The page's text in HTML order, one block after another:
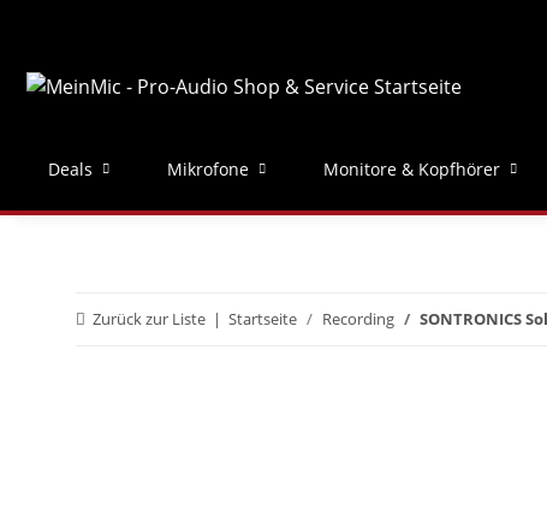
Deals Mikrofone Monitore & Kopfhörer
Zurück zur Liste Startseite Recording SONTRONICS